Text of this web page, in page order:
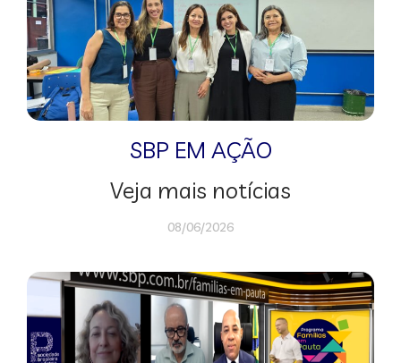
SBP EM AÇÃO
Veja mais notícias
08/06/2026